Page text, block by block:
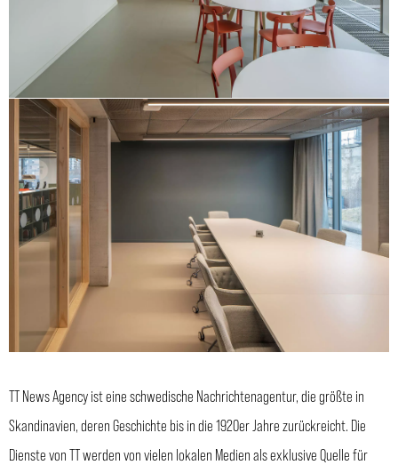
TT News Agency ist eine schwedische Nachrichtenagentur, die größte in
Skandinavien, deren Geschichte bis in die 1920er Jahre zurückreicht. Die
Dienste von TT werden von vielen lokalen Medien als exklusive Quelle für